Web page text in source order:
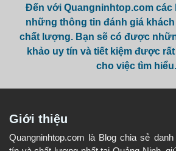
Đến với Quangninhtop.com các
những thông tin đánh giá
chất lượng. Bạn sẽ có được
khảo uy tín và tiết kiệm được
cho việc tìm hiểu.
Giới thiệu
Quangninhtop.com là Blog chia sẻ